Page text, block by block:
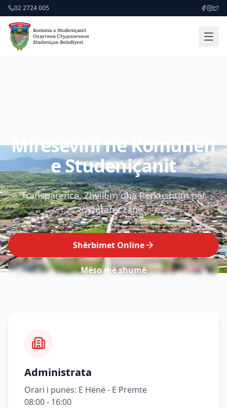
02 2724 005
Mirësevini në Komunën
e Studeniçanit
Transparencë, Zhvillim dhe Përkushtim për
qytetarët tanë.
Shërbimet Online
Mëso më shumë
Administrata
Orari i punës: E Hënë - E Premte
08:00 - 16:00